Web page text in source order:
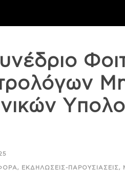
, ΕΚΔΗΛΏΣΕΙΣ-ΠΑΡΟΥΣΙΆΣΕΙΣ,